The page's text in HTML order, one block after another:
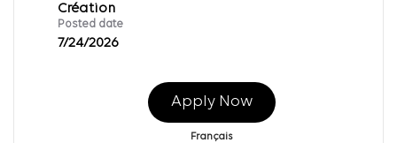
Création
Posted date
7/24/2026
Apply Now
Français